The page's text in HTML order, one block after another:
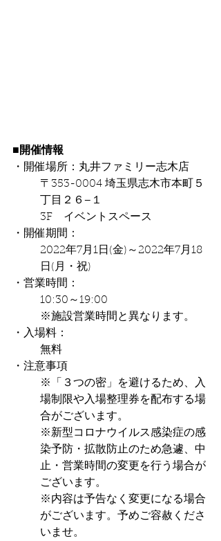
■開催情報
・開催場所：丸井ファミリー志木店
〒353-0004 埼玉県志木市本町５
丁目２６−１
3F　イベントスペース
・開催期間：
2022年7月1日(金)～2022年7月18
日(月・祝)
・営業時間：
10:30～19:00
※施設営業時間と異なります。
・入場料：
無料
・注意事項
※「３つの密」を避けるため、入
場制限や入場整理券を配布する場
合がございます。
※新型コロナウイルス感染症の感
染予防・拡散防止のため急遽、中
止・営業時間の変更を行う場合が
ございます。
※内容は予告なく変更になる場合
がございます。予めご容赦くださ
いませ。